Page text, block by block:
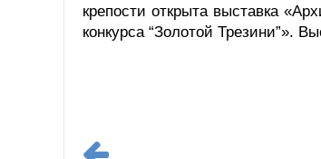
крепости открыта выставка
конкурса “Золотой Трезини”».